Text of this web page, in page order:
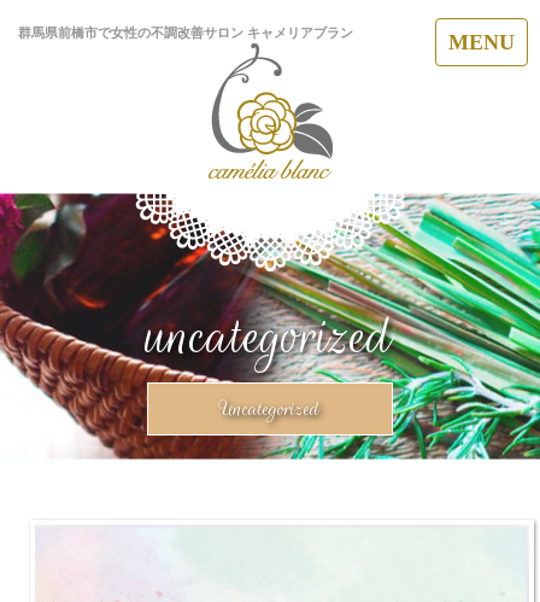
群馬県前橋市で女性の不調改善サロン キャメリアブラン MENU
uncategorized
Uncategorized